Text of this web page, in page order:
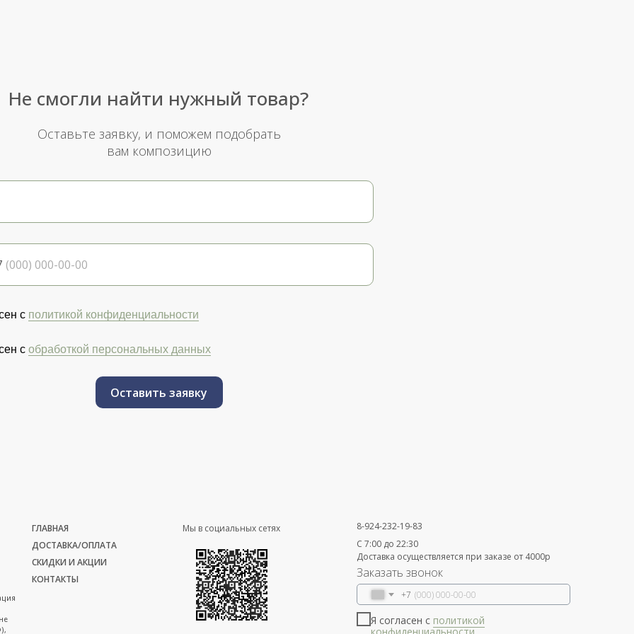
с политикой конфиденциальности
с обработкой персональных данных
Оставить заявку
Не смогли найти нужный товар?
Оставьте заявку, и поможем подобрать
вам композицию
ГЛАВНАЯ
ДОСТАВКА/ОПЛАТА
СКИДКИ И АКЦИИ
КОНТАКТЫ
8-924-232-19-83
С 7:00 до 22:30
Доставка осуществляется при заказе от 4000р
Мы в социальных сетях
Заказать звонок
+7
Я согласен с политикой